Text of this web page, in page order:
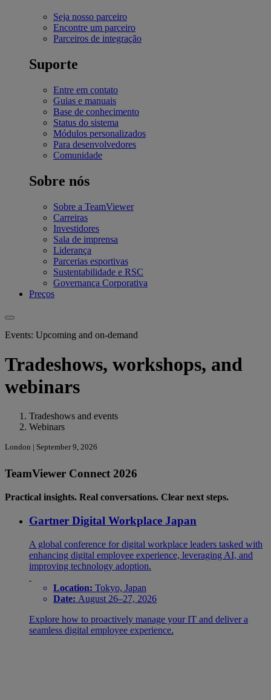
Seja nosso parceiro
Encontre um parceiro
Parceiros de integração
Suporte
Entre em contato
Guias e manuais
Base de conhecimento
Status do sistema
Módulos personalizados
Para desenvolvedores
Comunidade
Sobre nós
Sobre a TeamViewer
Carreiras
Investidores
Sala de imprensa
Liderança
Parcerias esportivas
Sustentabilidade e RSC
Governança Corporativa
Preços
Events: Upcoming and on-demand
Tradeshows, workshops, and
webinars
Tradeshows and events
Webinars
London | September 9, 2026
TeamViewer Connect 2026
Practical insights. Real conversations. Clear next steps.
Gartner Digital Workplace Japan
A global conference for digital workplace leaders tasked with
enhancing digital employee experience, leveraging AI, and
improving technology adoption.
Location: Tokyo, Japan
Date: August 26–27, 2026
Explore how to proactively manage your IT and deliver a
seamless digital employee experience.